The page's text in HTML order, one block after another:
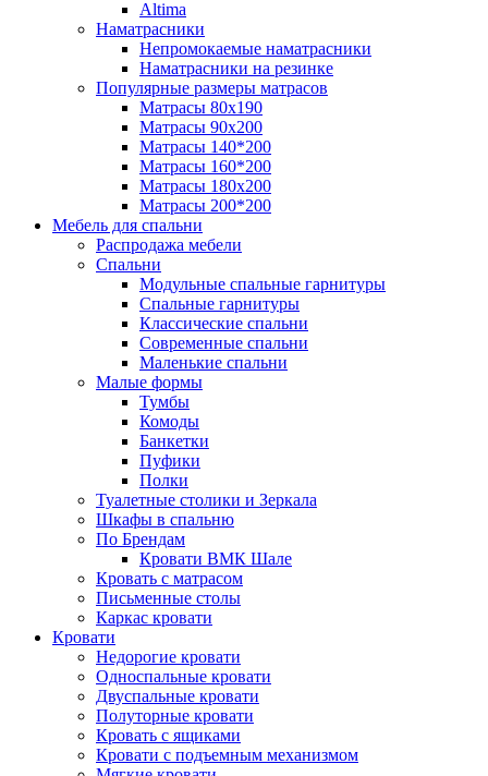
Altima
Наматрасники
Непромокаемые наматрасники
Наматрасники на резинке
Популярные размеры матрасов
Матрасы 80x190
Матрасы 90x200
Матрасы 140*200
Матрасы 160*200
Матрасы 180x200
Матрасы 200*200
Мебель для спальни
Распродажа мебели
Спальни
Модульные спальные гарнитуры
Спальные гарнитуры
Классические спальни
Современные спальни
Маленькие спальни
Малые формы
Тумбы
Комоды
Банкетки
Пуфики
Полки
Туалетные столики и Зеркала
Шкафы в спальню
По Брендам
Кровати ВМК Шале
Кровать с матрасом
Письменные столы
Каркас кровати
Кровати
Недорогие кровати
Односпальные кровати
Двуспальные кровати
Полуторные кровати
Кровать с ящиками
Кровати с подъемным механизмом